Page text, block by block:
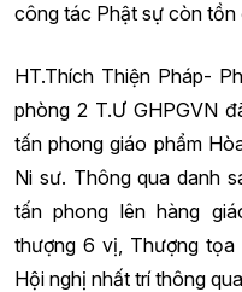
công tác Phật sự còn
HT.Thích Thiện Pháp-
phòng 2 T.Ư GHPGVN
tấn phong giáo phẩm
Ni sư. Thông qua danh
tấn phong lên hàng
thượng 6 vị, Thượng
Hội nghị nhất trí thông